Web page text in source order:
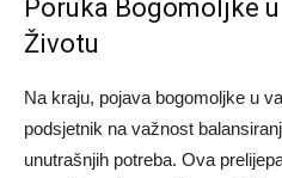
Poruka Bogomoljke
Životu
Na kraju, pojava bogomoljke u
podsjetnik na važnost
unutrašnjih potreba. Ova